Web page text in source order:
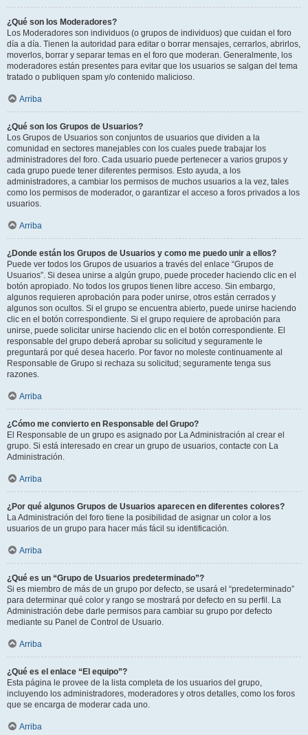
¿Qué son los Moderadores?
Los Moderadores son individuos (o grupos de individuos) que cuidan el foro
día a día. Tienen la autoridad para editar o borrar mensajes, cerrarlos, abrirlos,
moverlos, borrar y separar temas en el foro que moderan. Generalmente, los
moderadores están presentes para evitar que los usuarios se salgan del tema
tratado o publiquen spam y/o contenido malicioso.
Arriba
¿Qué son los Grupos de Usuarios?
Los Grupos de Usuarios son conjuntos de usuarios que dividen a la
comunidad en sectores manejables con los cuales puede trabajar los
administradores del foro. Cada usuario puede pertenecer a varios grupos y
cada grupo puede tener diferentes permisos. Esto ayuda, a los
administradores, a cambiar los permisos de muchos usuarios a la vez, tales
como los permisos de moderador, o garantizar el acceso a foros privados a los
usuarios.
Arriba
¿Donde están los Grupos de Usuarios y como me puedo unir a ellos?
Puede ver todos los Grupos de usuarios a través del enlace “Grupos de
Usuarios”. Si desea unirse a algún grupo, puede proceder haciendo clic en el
botón apropiado. No todos los grupos tienen libre acceso. Sin embargo,
algunos requieren aprobación para poder unirse, otros están cerrados y
algunos son ocultos. Si el grupo se encuentra abierto, puede unirse haciendo
clic en el botón correspondiente. Si el grupo requiere de aprobación para
unirse, puede solicitar unirse haciendo clic en el botón correspondiente. El
responsable del grupo deberá aprobar su solicitud y seguramente le
preguntará por qué desea hacerlo. Por favor no moleste continuamente al
Responsable de Grupo si rechaza su solicitud; seguramente tenga sus
razones.
Arriba
¿Cómo me convierto en Responsable del Grupo?
El Responsable de un grupo es asignado por La Administración al crear el
grupo. Si está interesado en crear un grupo de usuarios, contacte con La
Administración.
Arriba
¿Por qué algunos Grupos de Usuarios aparecen en diferentes colores?
La Administración del foro tiene la posibilidad de asignar un color a los
usuarios de un grupo para hacer más fácil su identificación.
Arriba
¿Qué es un “Grupo de Usuarios predeterminado”?
Si es miembro de más de un grupo por defecto, se usará el “predeterminado”
para determinar qué color y rango se mostrará por defecto en su perfil. La
Administración debe darle permisos para cambiar su grupo por defecto
mediante su Panel de Control de Usuario.
Arriba
¿Qué es el enlace “El equipo”?
Esta página le provee de la lista completa de los usuarios del grupo,
incluyendo los administradores, moderadores y otros detalles, como los foros
que se encarga de moderar cada uno.
Arriba